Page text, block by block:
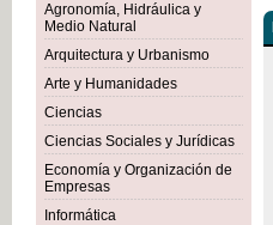
Agronomía, Hidráulica y
Medio Natural
Arquitectura y Urbanismo
Arte y Humanidades
Ciencias
Ciencias Sociales y Jurídicas
Economía y Organización de
Empresas
Informática